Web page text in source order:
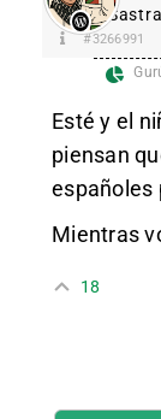
#3266991
Esté y el
piensan
españoles
Mientras
18